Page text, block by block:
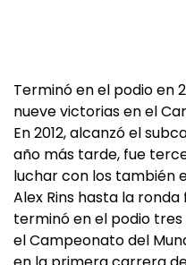
Terminó en el podio en
nueve victorias en el
En 2012, alcanzó el
año más tarde, fue
luchar con los también
Alex Rins hasta la
terminó en el podio
el Campeonato del